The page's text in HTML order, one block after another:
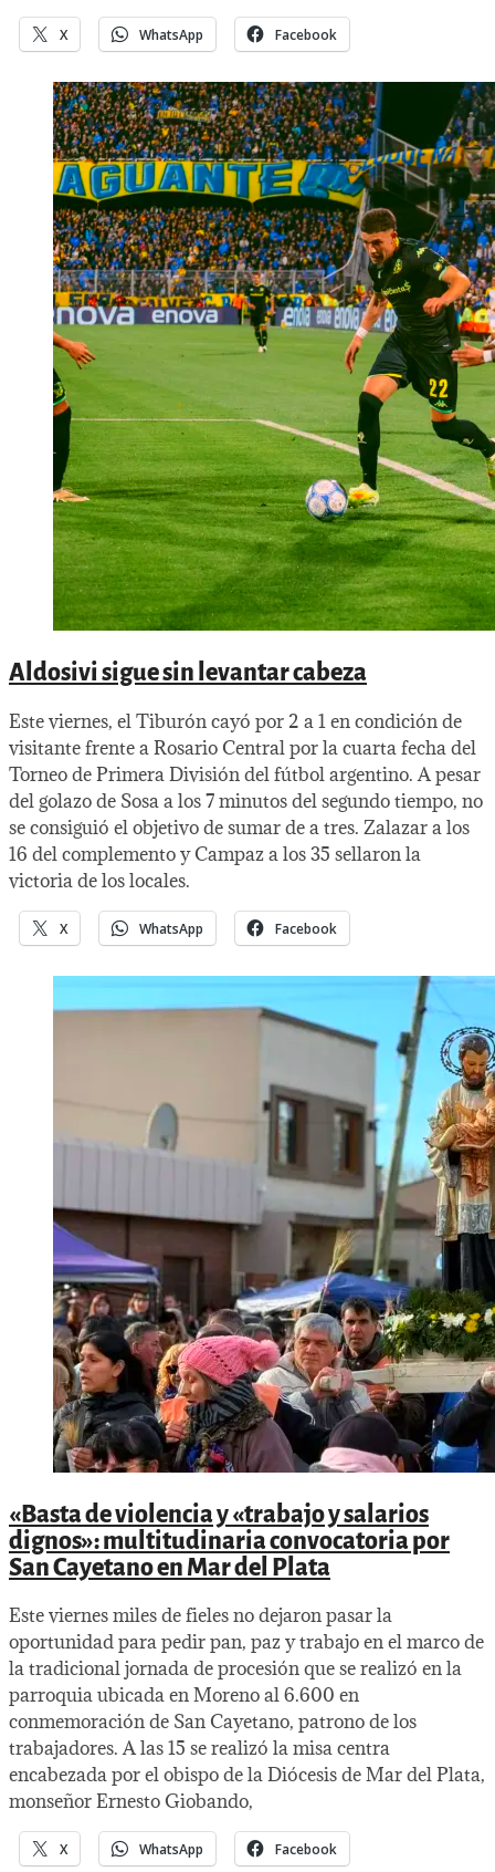
X WhatsApp Facebook
Aldosivi sigue sin levantar cabeza
Este viernes, el Tiburón cayó por 2 a 1 en condición de
visitante frente a Rosario Central por la cuarta fecha del
Torneo de Primera División del fútbol argentino. A pesar
del golazo de Sosa a los 7 minutos del segundo tiempo, no
se consiguió el objetivo de sumar de a tres. Zalazar a los
16 del complemento y Campaz a los 35 sellaron la
victoria de los locales.
X WhatsApp Facebook
«Basta de violencia y «trabajo y salarios
dignos»: multitudinaria convocatoria por
San Cayetano en Mar del Plata
Este viernes miles de fieles no dejaron pasar la
oportunidad para pedir pan, paz y trabajo en el marco de
la tradicional jornada de procesión que se realizó en la
parroquia ubicada en Moreno al 6.600 en
conmemoración de San Cayetano, patrono de los
trabajadores. A las 15 se realizó la misa centra
encabezada por el obispo de la Diócesis de Mar del Plata,
monseñor Ernesto Giobando,
X WhatsApp Facebook